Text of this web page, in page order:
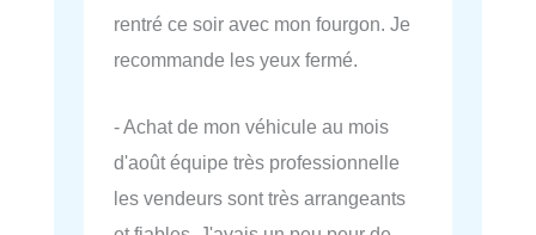
rentré ce soir avec mon fourgon. Je
recommande les yeux fermé.
- Achat de mon véhicule au mois
d'août équipe très professionnelle
les vendeurs sont très arrangeants